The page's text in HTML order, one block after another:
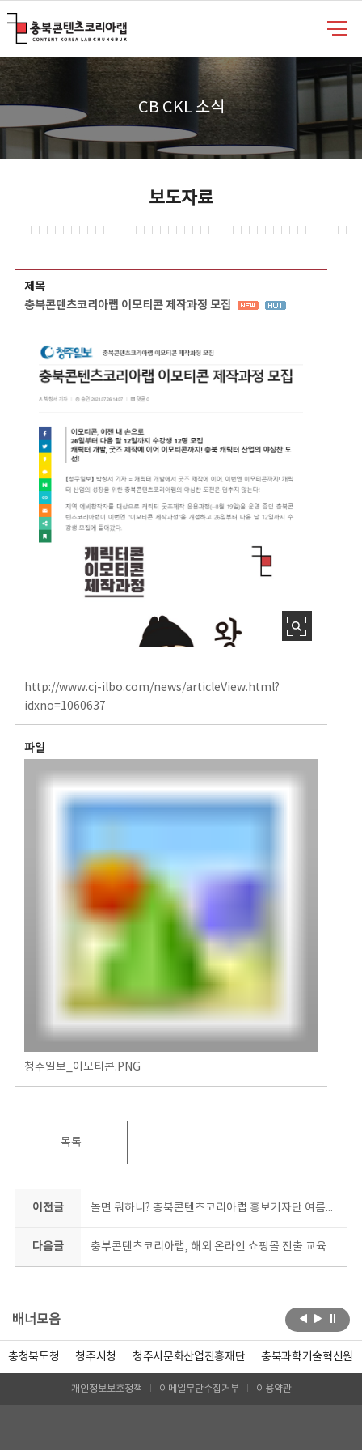
CB CKL 소식
보도자료
제목
충북콘텐츠코리아랩 이모티콘 제작과정 모집
http://www.cj-ilbo.com/news/articleView.html?
idxno=1060637
파일
청주일보_이모티콘.PNG
목록
이전글 놀면 뭐하니? 충북콘텐츠코리아랩 홍보기자단 여름방학 서포터즈 모집
다음글 충부콘텐츠코리아랩, 해외 온라인 쇼핑몰 진출 교육
배너모음
충청북도청 청주시청 청주시문화산업진흥재단 충북과학기술혁신원
개인정보보호정책 이메일무단수집거부 이용약관